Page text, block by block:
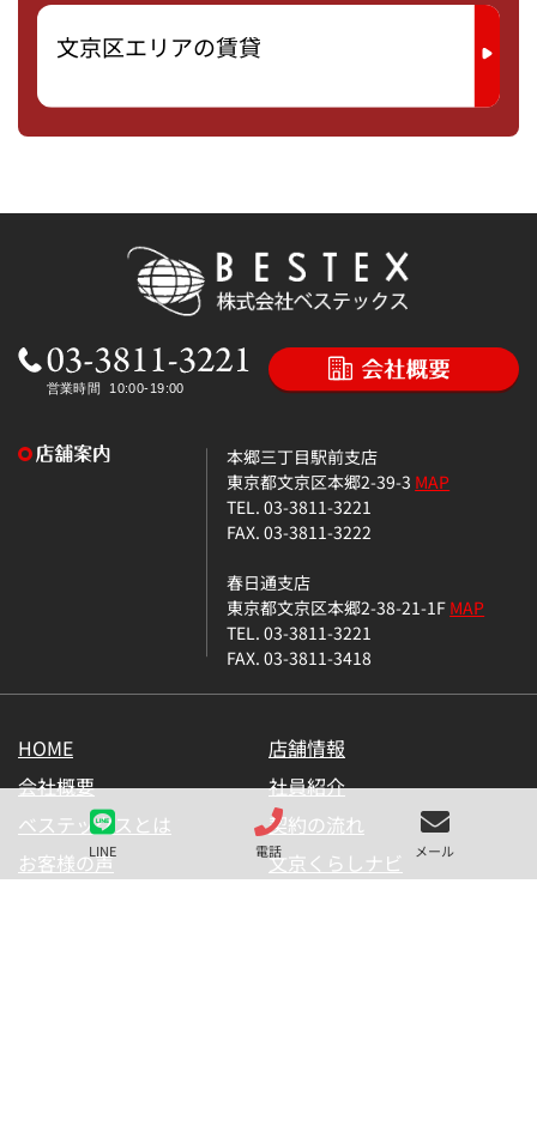
LINE 電話 メール
文京区エリアの賃貸
本郷三丁目駅前支店
東京都文京区本郷2-39-3 MAP
TEL. 03-3811-3221
FAX. 03-3811-3222
春日通支店
東京都文京区本郷2-38-21-1FMAP
TEL. 03-3811-3221
FAX. 03-3811-3418
HOME
店舗情報
会社概要
社員紹介
ベステックスとは
契約の流れ
お客様の声
文京くらしナビ